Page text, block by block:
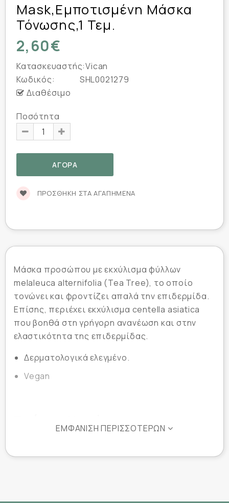
Mask,Εμποτισμένη Μάσκα
Τόνωσης,1 Τεμ.
2,60€
Κατασκευαστής:Vican
Κωδικός:
SHL0021279
Διαθέσιμο
Ποσότητα
ΠΡΟΣΘΉΚΗ ΣΤΑ ΑΓΑΠΗΜΈΝΑ
Μάσκα προσώπου με εκχύλισμα φύλλων
melaleuca alternifolia (Tea Tree), το οποίο
τονώνει και φροντίζει απαλά την επιδερμίδα.
Επίσης, περιέχει εκχύλισμα centella asiatica
που βοηθά στη γρήγορη ανανέωση και στην
ελαστικότητα της επιδερμίδας.
Δερματολογικά ελεγμένο.
Vegan
προσεκτικά τη μάσκα και εφαρμόστε την σε
ΕΜΦΆΝΙΣΗ ΠΕΡΙΣΣΌΤΕΡΩΝ